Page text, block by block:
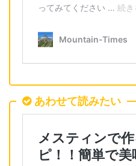
あわせて読みたい